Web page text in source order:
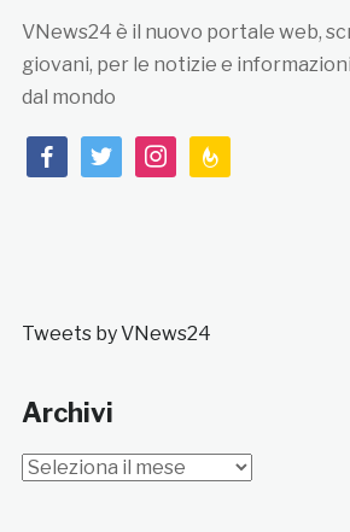
VNews24 è il nuovo portale web,
giovani, per le notizie e informazioni
dal mondo
facebooktwitterinstagramfeedburner
Tweets by VNews24
Archivi
Archivi